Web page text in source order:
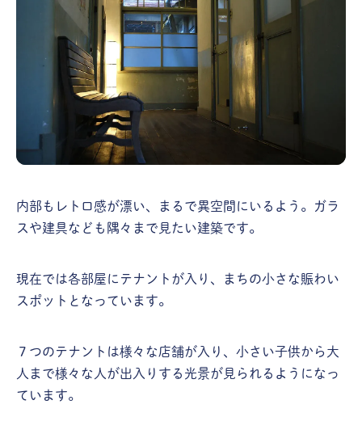
内部もレトロ感が漂い、まるで異空間にいるよう。ガラ
スや建具なども隅々まで見たい建築です。
現在では各部屋にテナントが入り、まちの小さな賑わい
スポットとなっています。
７つのテナントは様々な店舗が入り、小さい子供から大
人まで様々な人が出入りする光景が見られるようになっ
ています。